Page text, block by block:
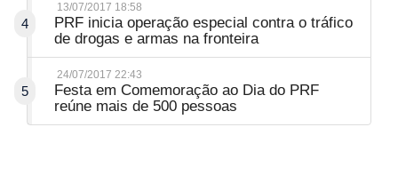
4
13/07/2017 18:58
PRF inicia operação especial contra o tráfico
de drogas e armas na fronteira
5
24/07/2017 22:43
Festa em Comemoração ao Dia do PRF
reúne mais de 500 pessoas